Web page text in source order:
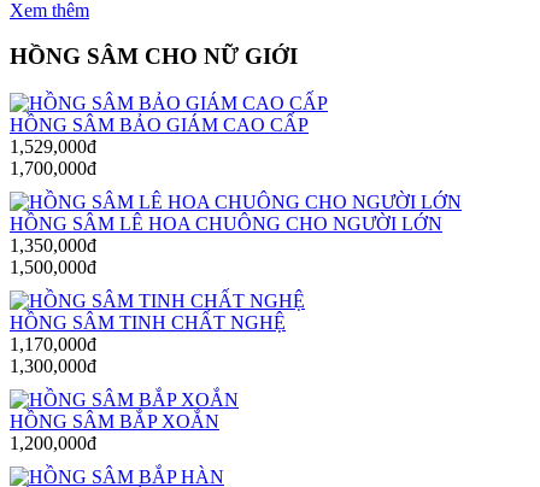
Xem thêm
HỒNG SÂM CHO NỮ GIỚI
HỒNG SÂM BẢO GIÁM CAO CẤP
1,529,000đ
1,700,000đ
HỒNG SÂM LÊ HOA CHUÔNG CHO NGƯỜI LỚN
1,350,000đ
1,500,000đ
HỒNG SÂM TINH CHẤT NGHỆ
1,170,000đ
1,300,000đ
HỒNG SÂM BẮP XOẮN
1,200,000đ